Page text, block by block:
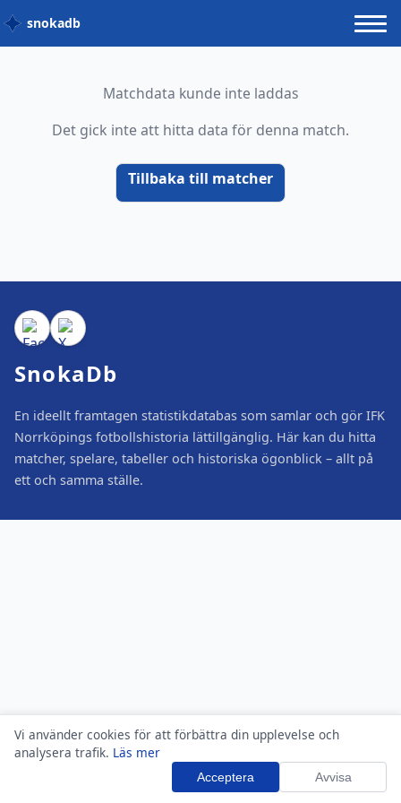
Vi använder cookies för att förbättra din upplevelse och
analysera trafik. Läs mer
Acceptera Avvisa
snokadb
Matchdata kunde inte laddas
Det gick inte att hitta data för denna match.
Tillbaka till matcher
SnokaDb
En ideellt framtagen statistikdatabas som samlar och gör IFK
Norrköpings fotbollshistoria lättillgänglig. Här kan du hitta
matcher, spelare, tabeller och historiska ögonblick – allt på
ett och samma ställe.